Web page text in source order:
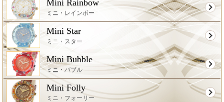
Mini Rainbow
ミニ・レインボー
Mini Star
ミニ・スター
Mini Bubble
ミニ・バブル
Mini Folly
ミニ・フォーリー